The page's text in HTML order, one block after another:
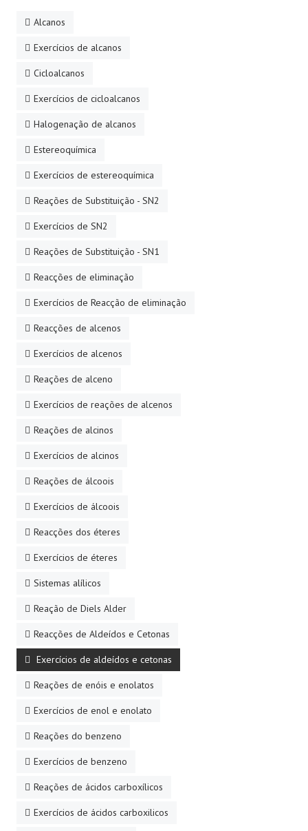
Alcanos
Exercícios de alcanos
Cicloalcanos
Exercícios de cicloalcanos
Halogenação de alcanos
Estereoquímica
Exercícios de estereoquímica
Reações de Substituição - SN2
Exercícios de SN2
Reações de Substituição - SN1
Reacções de eliminação
Exercícios de Reacção de eliminação
Reacções de alcenos
Exercícios de alcenos
Reações de alceno
Exercícios de reações de alcenos
Reações de alcinos
Exercícios de alcinos
Reações de álcoois
Exercícios de álcoois
Reacções dos éteres
Exercícios de éteres
Sistemas alílicos
Reação de Diels Alder
Reacções de Aldeídos e Cetonas
Exercícios de aldeídos e cetonas
Reações de enóis e enolatos
Exercícios de enol e enolato
Reações do benzeno
Exercícios de benzeno
Reações de ácidos carboxílicos
Exercícios de ácidos carboxilicos